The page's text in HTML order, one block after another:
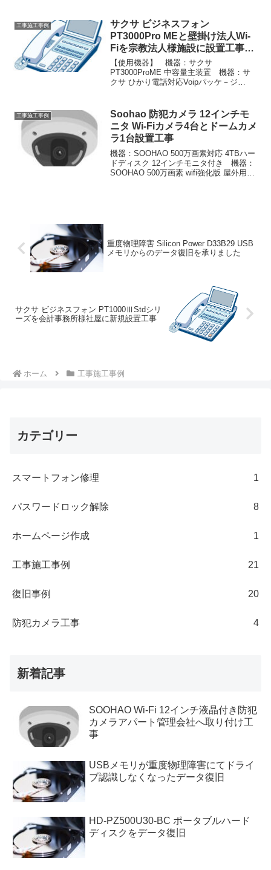
ハンディーサーマルカメラ設置...
工事施工事例
サクサ ビジネスフォン
PT3000Pro MEと壁掛け法人Wi-
Fiを宗教法人様施設に設置工事し
ました
【使用機器】 機器：サクサ
PT3000ProME 中容量主装置 機器：サ
クサ ひかり電話対応Voipパッケ－ジ
NETGEAR WiFi6 無線...
工事施工事例
Soohao 防犯カメラ 12インチモ
ニタ Wi-Fiカメラ4台とドームカメ
ラ1台設置工事
機器：SOOHAO 500万画素対応 4TBハー
ドディスク 12インチモニタ付き 機器：
SOOHAO 500万画素 wifi強化版 屋外用カ
重度物理障害 Silicon Power D33B29 USB
メモリからのデータ復旧を承りました
サクサ ビジネスフォン PT1000ⅢStdシリ
ーズを会計事務所様社屋に新規設置工事
ホーム 工事施工事例
カテゴリー
スマートフォン修理 1
パスワードロック解除 8
ホームページ作成 1
工事施工事例 21
復旧事例 20
防犯カメラ工事 4
新着記事
SOOHAO Wi-Fi 12インチ液晶付き防犯
カメラアパート管理会社へ取り付け工
事
USBメモリが重度物理障害にてドライ
ブ認識しなくなったデータ復旧
HD-PZ500U30-BC ポータブルハード
ディスクをデータ復旧